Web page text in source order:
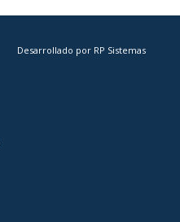
Desarrollado por RP Sistemas